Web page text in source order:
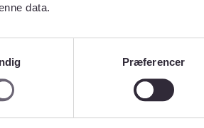
data.
Præferencer